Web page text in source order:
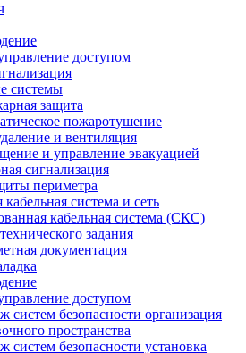
доступом
системы
защита
пожаротушение
и вентиляция
и управление эвакуацией
сигнализация
периметра
система и сеть
кабельная система (СКС)
задания
документация
доступом
систем безопасности организация
пространства
систем безопасности установка